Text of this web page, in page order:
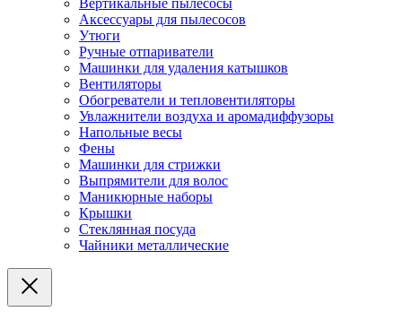
Вертикальные пылесосы
Аксессуары для пылесосов
Утюги
Ручные отпариватели
Машинки для удаления катышков
Вентиляторы
Обогреватели и тепловентиляторы
Увлажнители воздуха и аромадиффузоры
Напольные весы
Фены
Машинки для стрижки
Выпрямители для волос
Маникюрные наборы
Крышки
Стеклянная посуда
Чайники металлические